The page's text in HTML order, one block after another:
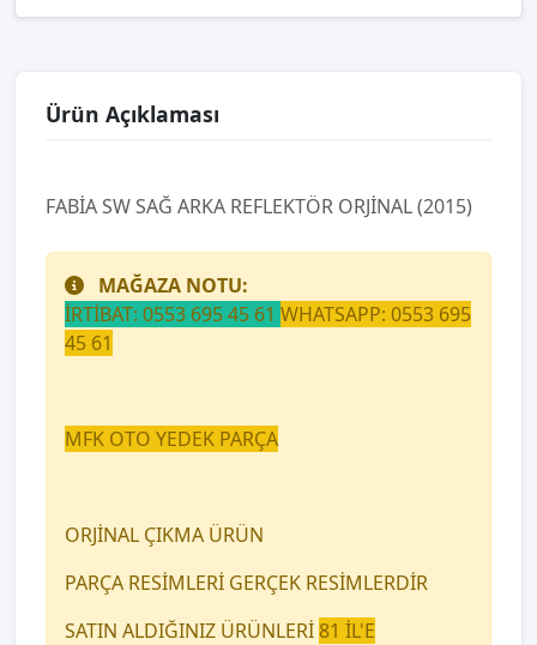
Ürün Açıklaması
FABİA SW SAĞ ARKA REFLEKTÖR ORJİNAL (2015)
MAĞAZA NOTU:
İRTİBAT: 0553 695 45 61 WHATSAPP: 0553 695
45 61
MFK OTO YEDEK PARÇA
ORJİNAL ÇIKMA ÜRÜN
PARÇA RESİMLERİ GERÇEK RESİMLERDİR
SATIN ALDIĞINIZ ÜRÜNLERİ 81 İL'E